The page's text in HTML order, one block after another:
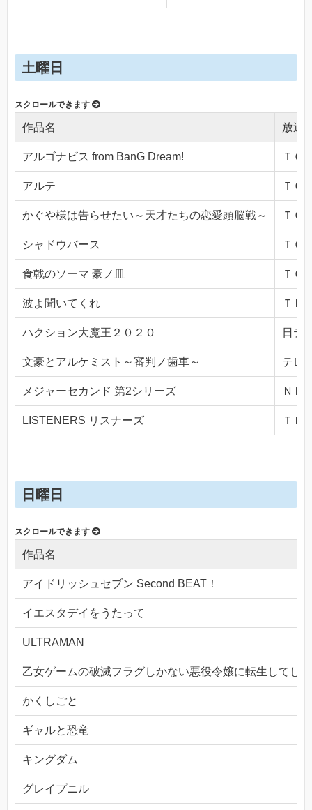
土曜日
作品名 放送
アルゴナビス from BanG Dream! ＴＯ
アルテ ＴＯ
かぐや様は告らせたい～天才たちの恋愛頭脳戦～ ＴＯ
シャドウバース ＴＯ
食戟のソーマ 豪ノ皿 ＴＯ
波よ聞いてくれ ＴＢ
ハクション大魔王２０２０ 日テ
文豪とアルケミスト～審判ノ歯車～ テレ
メジャーセカンド 第2シリーズ ＮＨ
LISTENERS リスナーズ ＴＢ
日曜日
作品名
アイドリッシュセブン Second BEAT！
イエスタデイをうたって
ULTRAMAN
乙女ゲームの破滅フラグしかない悪役令嬢に転生してし
かくしごと
ギャルと恐竜
キングダム
グレイプニル